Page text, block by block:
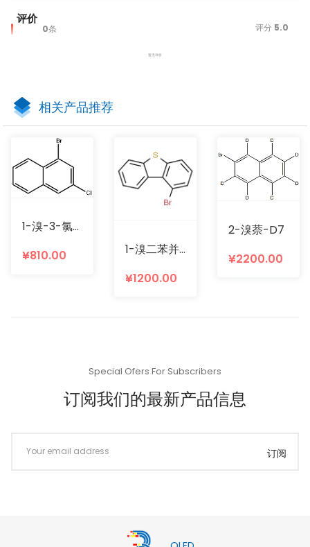
评价
评分 5.0
0条
暂无评价
相关产品推荐
1-溴-3-氯萘
¥810.00
1-溴二苯并噻吩
¥1200.00
2-溴萘-D7
¥2200.00
Special Ofers For Subscribers
订阅我们的最新产品信息
订阅